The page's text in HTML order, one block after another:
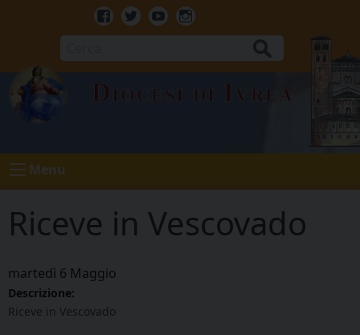
Facebook
TwitterYoutubeInstagram
Diocesi di Ivrea
Menu
Riceve in Vescovado
martedì 6 Maggio
Descrizione:
Riceve in Vescovado